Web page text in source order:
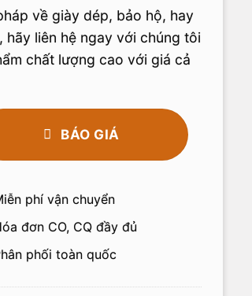
về giày dép, bảo hộ, hay
hãy liên hệ ngay với chúng tôi
chất lượng cao với giá cả
BÁO GIÁ
phí vận chuyển
đơn CO, CQ đầy đủ
phối toàn quốc